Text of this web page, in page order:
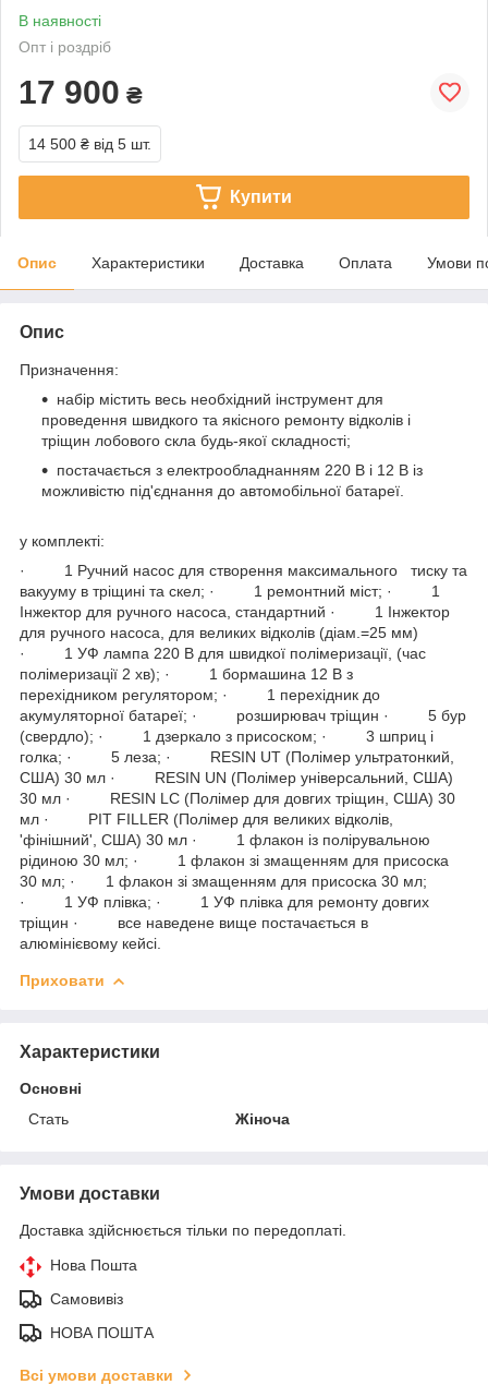
В наявності
Опт і роздріб
17 900 ₴
14 500 ₴ від 5 шт.
Купити
Опис Характеристики Доставка Оплата Умови
Опис
Призначення:
набір містить весь необхідний інструмент для
проведення швидкого та якісного ремонту відколів і
тріщин лобового скла будь-якої складності;
постачається з електрообладнанням 220 В і 12 В із
можливістю під'єднання до автомобільної батареї.
у комплекті:
· 1 Ручний насос для створення максимального тиску та
вакууму в тріщині та скел; · 1 ремонтний міст; · 1
Інжектор для ручного насоса, стандартний · 1 Інжектор
для ручного насоса, для великих відколів (діам.=25 мм)
· 1 УФ лампа 220 В для швидкої полімеризації, (час
полімеризації 2 хв); · 1 бормашина 12 В з
перехідником регулятором; · 1 перехідник до
акумуляторної батареї; · розширювач тріщин · 5 бур
(свердло); · 1 дзеркало з присоском; · 3 шприц і
голка; · 5 леза; · RESIN UT (Полімер ультратонкий,
США) 30 мл · RESIN UN (Полімер універсальний, США)
30 мл · RESIN LC (Полімер для довгих тріщин, США) 30
мл · PIT FILLER (Полімер для великих відколів,
'фінішний', США) 30 мл · 1 флакон із полірувальною
рідиною 30 мл; · 1 флакон зі змащенням для присоска
30 мл; · 1 флакон зі змащенням для присоска 30 мл;
· 1 УФ плівка; · 1 УФ плівка для ремонту довгих
тріщин · все наведене вище постачається в
алюмінієвому кейсі.
Приховати
Характеристики
Основні
Стать
Жіноча
Умови доставки
Доставка здійснюється тільки по передоплаті.
Нова Пошта
Самовивіз
НОВА ПОШТА
Всі умови доставки